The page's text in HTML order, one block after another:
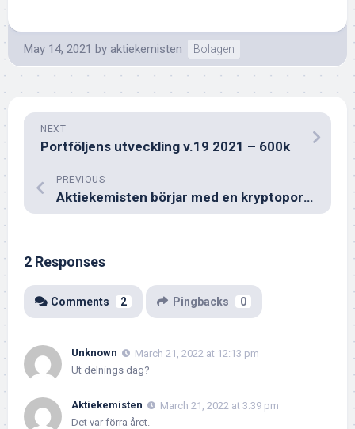
May 14, 2021 by aktiekemisten Bolagen
NEXT
Portföljens utveckling v.19 2021 – 600k
PREVIOUS
Aktiekemisten börjar med en kryptoportfölj
2 Responses
Comments 2 Pingbacks 0
Unknown
March 21, 2022 at 12:13 pm
Ut delnings dag?
Aktiekemisten
March 21, 2022 at 3:39 pm
Det var förra året.